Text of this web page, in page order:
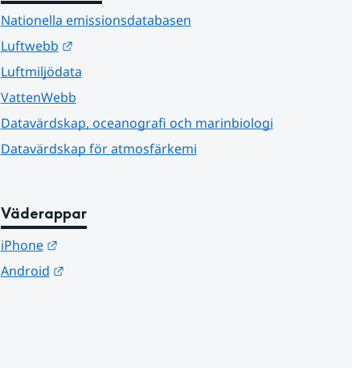
Nationella emissionsdatabasen
Luftwebb
Länk till annan webbplats.
Luftmiljödata
VattenWebb
Datavärdskap, oceanografi och marinbiologi
Datavärdskap för atmosfärkemi
Väderappar
iPhone
Länk till annan webbplats.
Android
Länk till annan webbplats.